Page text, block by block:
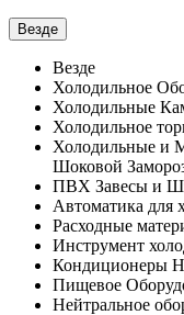
Везде
Везде
Холодильное
Холодильные
Холодильное
Холодильные и
Шоковой
ПВХ Завесы и
Автоматика для
Расходные
Инструмент
Кондиционеры
Пищевое
Нейтральное